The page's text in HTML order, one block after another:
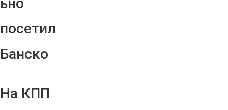
посетил
Банско
На КПП